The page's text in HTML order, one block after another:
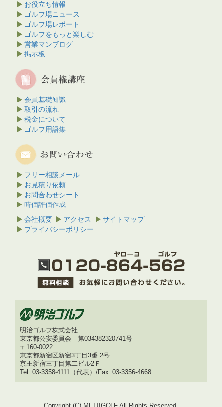
お役立ち情報
ゴルフ場ニュース
ゴルフ場レポート
ゴルフをもっと楽しむ
営業マンブログ
掲示板
会員基礎知識
取引の流れ
税金について
ゴルフ用語集
フリー相談メール
お見積り依頼
お問合わせシート
時価評価作成
会社概要
アクセス
サイトマップ
プライバシーポリシー
明治ゴルフ株式会社
東京都公安委員会 第034382320741号
〒160-0022
東京都新宿区新宿3丁目3番 2号
京王新宿三丁目第二ビル2Ｆ
Tel :03-3358-4111（代表）/Fax :03-3356-4668